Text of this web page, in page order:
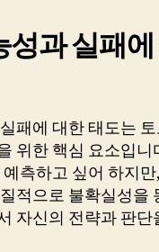
성과 실패
패에 대한 태도는
위한 핵심 요소입니
측하고 싶어 하지
적으로 불확실성을
자신의 전략과 판단